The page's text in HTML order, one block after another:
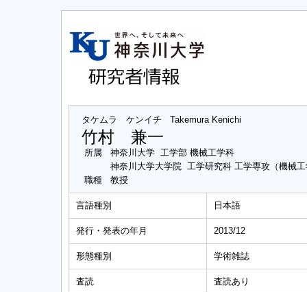
タケムラ ケンイチ Takemura Kenichi
竹村 兼一
所属
神奈川大学 工学部 機械工学科
神奈川大学大学院 工学研究科 工学専攻（機械
職種
教授
言語種別 日本語
発行・発表の年月 2013/12
形態種別 学術雑誌
査読 査読あり